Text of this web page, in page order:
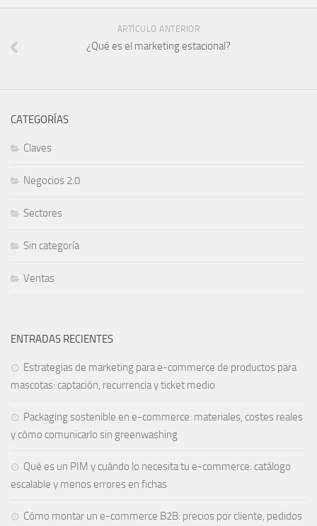
ARTÍCULO ANTERIOR
¿Qué es el marketing estacional?
CATEGORÍAS
Claves
Negocios 2.0
Sectores
Sin categoría
Ventas
ENTRADAS RECIENTES
Estrategias de marketing para e-commerce de productos para
mascotas: captación, recurrencia y ticket medio
Packaging sostenible en e-commerce: materiales, costes reales
y cómo comunicarlo sin greenwashing
Qué es un PIM y cuándo lo necesita tu e-commerce: catálogo
escalable y menos errores en fichas
Cómo montar un e-commerce B2B: precios por cliente, pedidos